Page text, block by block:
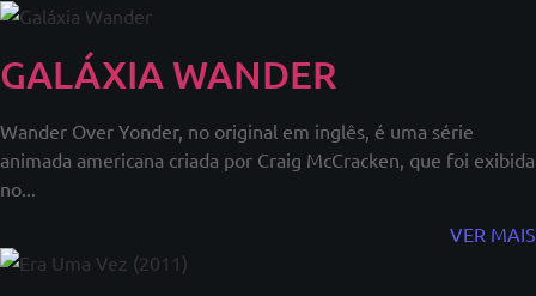
GALÁXIA WANDER
Wander Over Yonder, no original em inglês, é uma série
animada americana criada por Craig McCracken, que foi exibida
no...
VER MAIS